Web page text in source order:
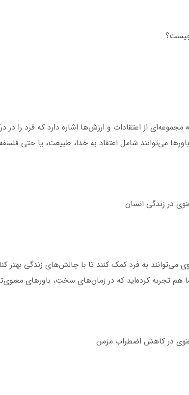
چیست؟
مجموعه‌ای از اعتقادات و ارزش‌ها اشاره دارد که فرد را
می‌توانند شامل اعتقاد به خدا، طبیعت، یا حتی
در زندگی انسان
می‌توانند به فرد کمک کنند تا با چالش‌های زندگی بهتر
هم تجربه کرده‌اید که در زمان‌های سخت، باورهای
در کاهش اضطراب مزمن